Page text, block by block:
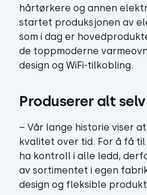
hårtørkere og annen
startet produksjonen av
som i dag er
de toppmoderne
design og WiFi-tilkobling.
Produserer alt selv
– Vår lange historie viser
kvalitet over tid. For å få
ha kontroll i alle ledd,
av sortimentet i egen
design og fleksible